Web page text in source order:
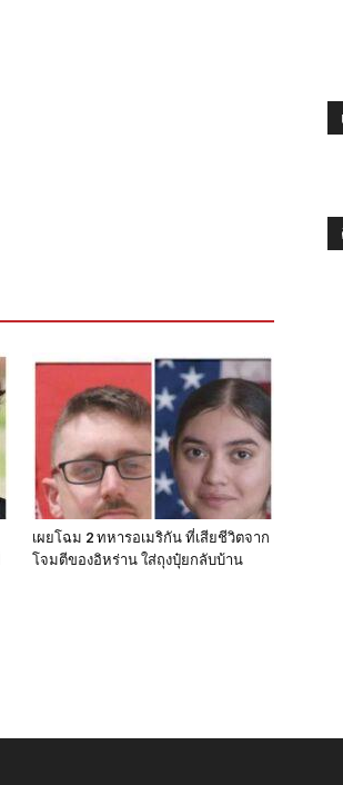
เผยโฉม 2 ทหารอเมริกัน ที่เสียชีวิตจาก
โจมตีของอิหร่าน ใส่ถุงปุ๋ยกลับบ้าน